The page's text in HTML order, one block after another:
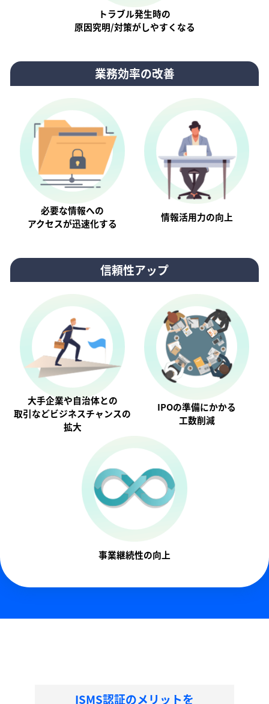
トラブル発生時の
原因究明/対策がしやすくなる
業務効率の改善
必要な情報への
アクセスが迅速化する
情報活⽤⼒の向上
信頼性アップ
大手企業や自治体との
取引などビジネスチャンスの
拡大
IPOの準備にかかる
工数削減
事業継続性の向上
ISMS認証のメリットを